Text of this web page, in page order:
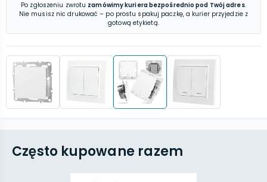
Po zgłoszeniu zwrotu zamówimy kuriera bezpośrednio pod Twój adres.
Nie musisz nic drukować – po prostu spakuj paczkę, a kurier przyjedzie z
gotową etykietą.
Często kupowane razem